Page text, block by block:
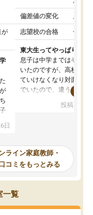
が
日
偏差値の変化 上が
志望校の合格 合格
東大生ってやっぱりすご
息子は中学まではそこそ
いたのですが、高校に入
ていけなくなり対面の塾
でいたので、違うアプロ
で、当初は模試でD判定
自習室が毎日使えていつ
るのが心強かったよう
謝です。
投稿日：
ライン家庭教師・
コミをもっとみる
一覧